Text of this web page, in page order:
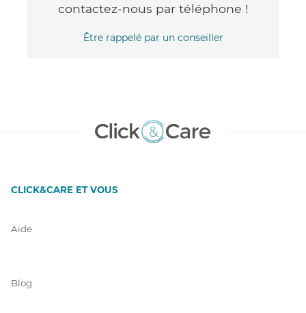
contactez-nous par téléphone !
Être rappelé par un conseiller
CLICK&CARE ET VOUS
Aide
Blog